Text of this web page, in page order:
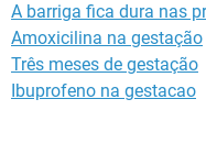
A barriga fica dura nas
Amoxicilina na gestação
Três meses de gestação
Ibuprofeno na gestacao